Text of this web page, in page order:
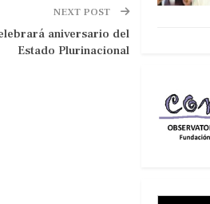
NEXT POST
aniversario del
Estado Plurinacional